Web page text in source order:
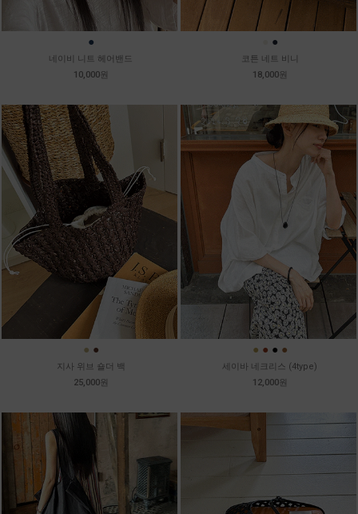
●
네이비 니트 헤어밴드
10,000원
●
코튼 네트 비니
18,000원
● ●
지사 위브 숄더 백
25,000원
● ● ● ●
세이바 네크리스 (4type)
12,000원